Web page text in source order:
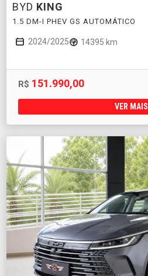
BYD KING
1.5 DM-I PHEV GS AUTOMÁTICO
2024/2025 14395 km
R$ 151.990,00
VER MAIS